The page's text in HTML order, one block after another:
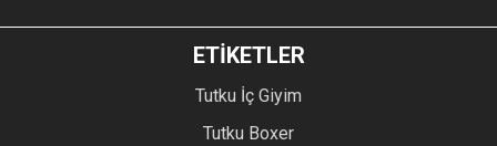
ETİKETLER
Tutku İç Giyim
Tutku Boxer